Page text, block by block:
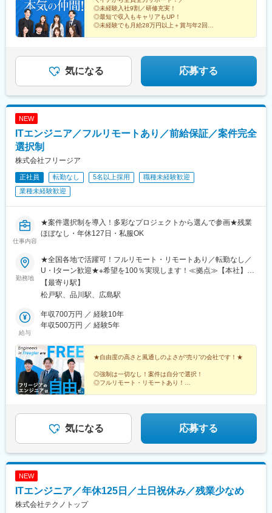
大深町4-20 グランフロント大阪タワーA35F［アクセス］・
JR「大阪駅」連絡橋口または中央口より徒歩3分・Osaka Metro御
堂筋線「梅田駅」北改札口から徒歩7分※受動喫煙対策：屋内原則
◎未経験入社9割／研修充実！
◎最短で収入もキャリアもUP！
◎未経験でも月給28万円以上＋賞与年2回！
◎服装、ネイル自由！
気になる 応募する
NEW
ITエンジニア／フルリモートあり／前給保証／案件完全
選択制
株式会社フリージア
正社員 転勤なし 5名以上採用
職種未経験歓迎
業種未経験歓迎
仕事内容
★案件選択制を導入！多彩なプロジェクトから選んで参画★残業
ほぼなし・年休127日・私服OK
勤務地
★全国各地で活躍可！フルリモート・リモートあり／転勤なし／
U・Iターン歓迎★※希望を100％実現します！≪拠点≫【本社】千
葉県松戸市松戸1395-3 アークシティ松戸1F【品川オフィス】東
京都港区港南2-16-1 品川イーストワンタワー7F【広島オフィ
セス≫【本社】JR・新京成電鉄「松戸駅」徒歩5分【品川オフィ
ス】JR・京急「品川駅」徒歩5分【広島オフィス】JR・広島電鉄
【最寄り駅】
松戸駅、品川駅、広島駅
給与
年収700万円 ／ 経験10年
年収500万円 ／ 経験5年
★自由度の高さと風通しのよさが“売り”の会社です！★
◎強制は一切なし！案件は自分で選択！
◎フルリモート・リモートあり！
気になる 応募する
NEW
ITエンジニア／年休125日／土日祝休み／残業少なめ
株式会社テクノトップ